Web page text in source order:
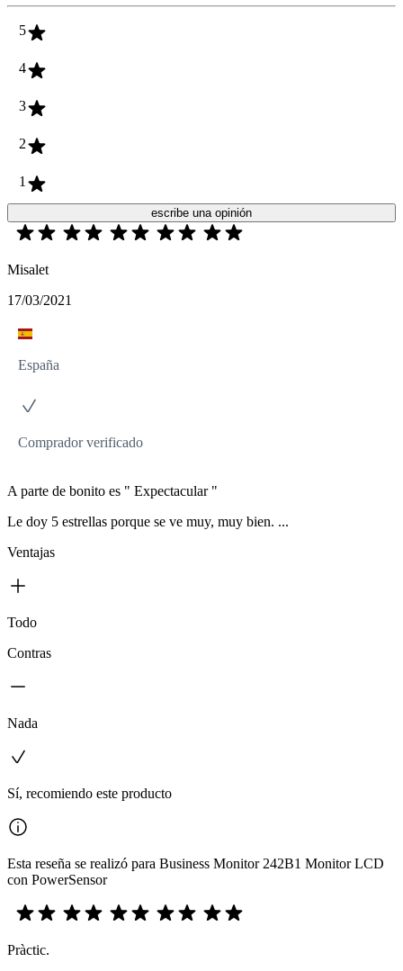
5
4
3
2
1
escribe una opinión
Misalet
17/03/2021
España
Comprador verificado
A parte de bonito es " Expectacular "
Le doy 5 estrellas porque se ve muy, muy bien. ...
Ventajas
Todo
Contras
Nada
Sí, recomiendo este producto
Esta reseña se realizó para Business Monitor 242B1 Monitor LCD
con PowerSensor
Pràctic.